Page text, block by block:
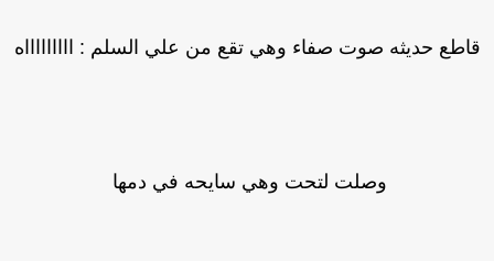
حديثه صوت صفاء وهي تقع من علي السلم : اااااااااه
وصلت لتحت وهي سايحه في دمها